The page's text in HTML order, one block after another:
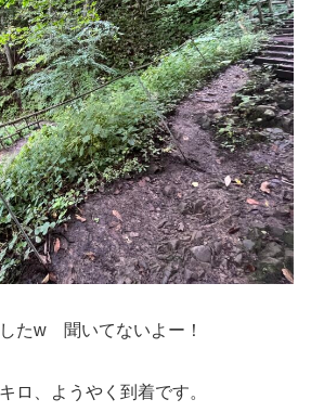
たw 聞いてないよー！
ロ、ようやく到着です。